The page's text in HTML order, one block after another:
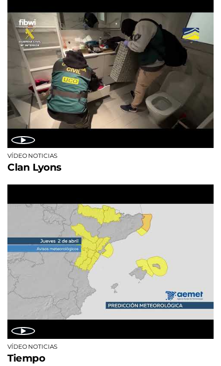
VÍDEO NOTICIAS
Clan Lyons
VÍDEO NOTICIAS
Tiempo